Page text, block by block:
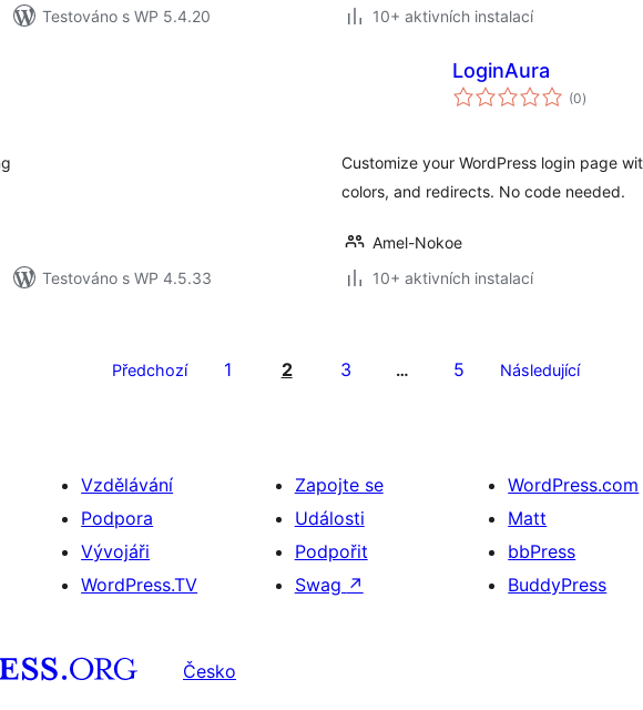
Testováno s WP 5.4.20
10+ aktivních instalací
Testováno s WP 4.5.33
LoginAura
(0celkové
hodnocení
)
Customize your WordPress login page
colors, and redirects. No code needed.
Amel-Nokoe
10+ aktivních instalací
Předchozí 1 2 3 … 5 Následující
Vzdělávání
Podpora
Vývojáři
WordPress.TV
Zapojte se
Události
Podpořit
Swag ↗
WordPress.com
Matt
bbPress
BuddyPress
Česko